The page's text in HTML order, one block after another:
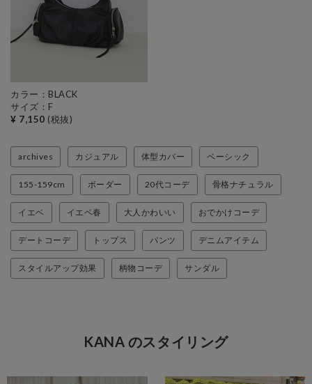
カラー：BLACK
サイズ：F
¥ 7,150 (税抜)
archives カジュアル 体型カバー ベーシック
155-159cm ボーダー 20代コーデ 骨格ナチュラル
イエベ イエベ春 大人かわいい おでかけコーデ
デートコーデ トップス パンツ デニムアイテム
スタイルアップ効果 柄物コーデ サンダル
KANA のスタイリング